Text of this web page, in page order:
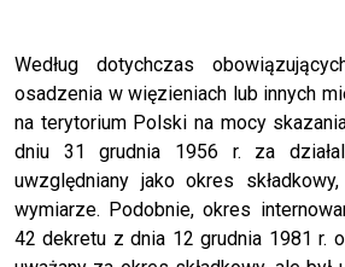
Według dotychczas
osadzenia w więzieniach lub innych
na terytorium Polski na mocy
dniu 31 grudnia 1956 r. za
uwzględniany jako okres
wymiarze. Podobnie, okres
42 dekretu z dnia 12 grudnia 1981 r.